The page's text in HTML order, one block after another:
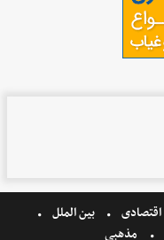
اقتصادی
بین الملل
مذهبی